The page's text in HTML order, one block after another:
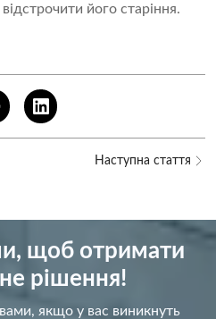
його старіння.
Наступна стаття
щоб отримати
рішення!
якщо у вас виникнуть